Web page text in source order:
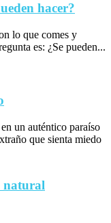
hacer?
lo que comes y
es: ¿Se pueden...
un auténtico paraíso
que sienta miedo
natural